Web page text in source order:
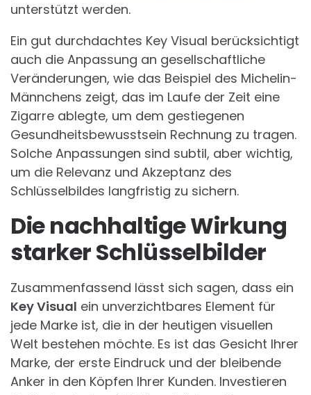
unterstützt werden.
Ein gut durchdachtes Key Visual berücksichtigt
auch die Anpassung an gesellschaftliche
Veränderungen, wie das Beispiel des Michelin-
Männchens zeigt, das im Laufe der Zeit eine
Zigarre ablegte, um dem gestiegenen
Gesundheitsbewusstsein Rechnung zu tragen.
Solche Anpassungen sind subtil, aber wichtig,
um die Relevanz und Akzeptanz des
Schlüsselbildes langfristig zu sichern.
Die nachhaltige Wirkung
starker Schlüsselbilder
Zusammenfassend lässt sich sagen, dass ein
Key Visual ein unverzichtbares Element für
jede Marke ist, die in der heutigen visuellen
Welt bestehen möchte. Es ist das Gesicht Ihrer
Marke, der erste Eindruck und der bleibende
Anker in den Köpfen Ihrer Kunden. Investieren